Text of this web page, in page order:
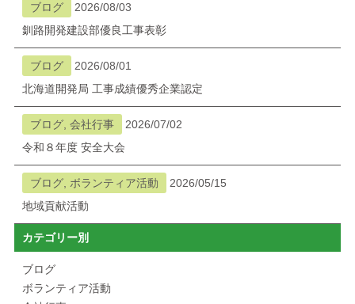
ブログ
2026/08/03
釧路開発建設部優良工事表彰
ブログ
2026/08/01
北海道開発局 工事成績優秀企業認定
ブログ, 会社行事
2026/07/02
令和８年度 安全大会
ブログ, ボランティア活動
2026/05/15
地域貢献活動
カテゴリー別
ブログ
ボランティア活動